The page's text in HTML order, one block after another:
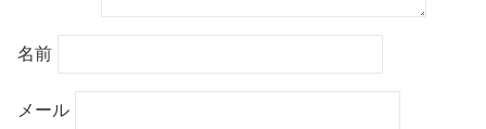
名前
メール